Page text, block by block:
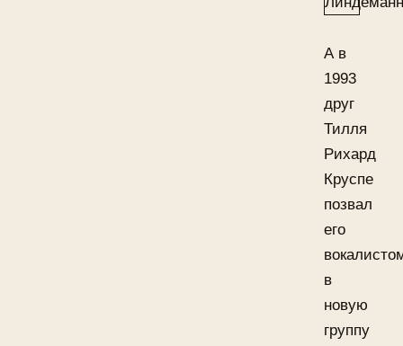
А в
1993
друг
Тилля
Рихард
Круспе
позвал
его
в
новую
группу